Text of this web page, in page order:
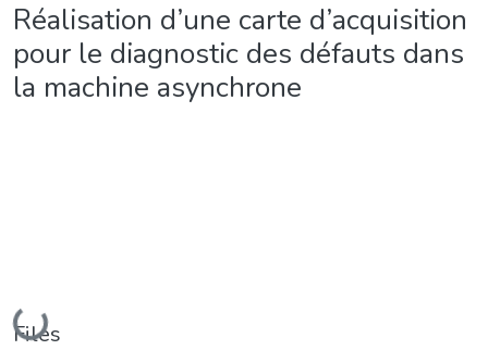
Réalisation d’une carte d’acquisition
pour le diagnostic des défauts dans
la machine asynchrone
Loading...
Files